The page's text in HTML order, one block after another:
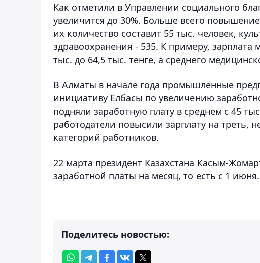
Как отметили в Управлении социального
увеличится до 30%. Больше всего
их количество составит 55 тыс. человек,
здравоохранения - 535. К примеру, зарплата
тыс. до 64,5 тыс. тенге, а среднего
В Алматы в начале года промышленные
инициативу Елбасы по увеличению
подняли заработную плату в среднем с 45
работодатели повысили зарплату на треть,
категорий работников.
22 марта президент Казахстана Касым-
заработной платы на месяц, то есть с 1 июня.
Поделитесь новостью: